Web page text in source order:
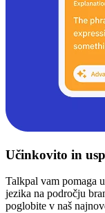
Učinkovito in
Talkpal vam pomaga
jezika na področju
poglobite v naš